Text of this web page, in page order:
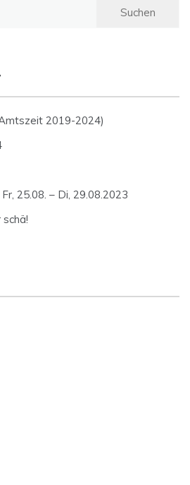
2019-2024)
25.08. – Di, 29.08.2023